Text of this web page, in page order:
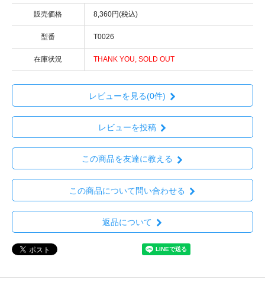
販売価格 8,360円(税込)
型番 T0026
在庫状況 THANK YOU, SOLD OUT
レビューを見る(0件)
レビューを投稿
この商品を友達に教える
この商品について問い合わせる
返品について